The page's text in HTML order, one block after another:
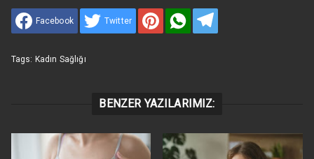
Facebook Twitter
Tags: Kadın Sağlığı
BENZER YAZILARIMIZ: